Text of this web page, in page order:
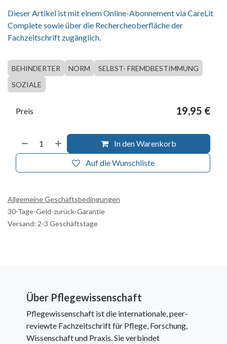
Dieser Artikel ist mit einem Online-Abonnement via CareLit
Complete sowie über die Rechercheoberfläche der
Fachzeitschrift zugänglich.
BEHINDERTER NORM
SELBST- FREMDBESTIMMUNG
SOZIALE
In den Warenkorb
Auf die Wunschliste
Preis 19,95 €
Allgemeine Geschäftsbedingungen
30-Tage-Geld-zurück-Garantie
Versand: 2-3 Geschäftstage
Über Pflegewissenschaft
Pflegewissenschaft ist die internationale, peer-
reviewte Fachzeitschrift für Pflege, Forschung,
Wissenschaft und Praxis. Sie verbindet